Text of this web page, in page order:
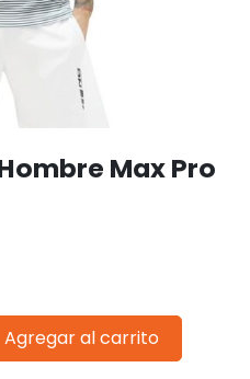
Max Pro
Agregar al carrito